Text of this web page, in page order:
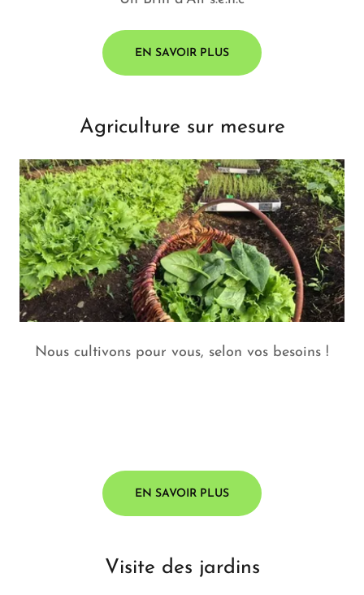
EN SAVOIR PLUS
Agriculture sur mesure
Nous cultivons pour vous, selon vos besoins !
EN SAVOIR PLUS
Visite des jardins